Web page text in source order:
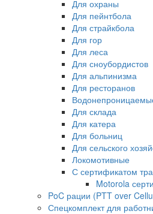
Для охраны
Для пейнтбола
Для страйкбола
Для гор
Для леса
Для сноубордистов
Для альпинизма
Для ресторанов
Для склада
Для катера
Для больниц
Для сельского
Локомотивные
С сертификатом
Motorola
PoC рации (PTT over
Спецкомплект для